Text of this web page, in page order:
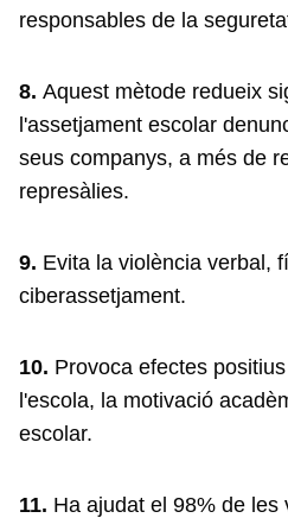
responsables de la
8. Aquest mètode redueix
l'assetjament escolar
seus companys, a més de
represàlies.
9. Evita la violència verbal,
ciberassetjament.
10. Provoca efectes
l'escola, la motivació
escolar.
11. Ha ajudat el 98% de les